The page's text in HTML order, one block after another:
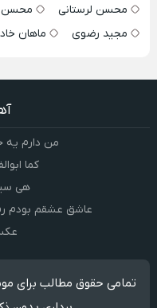
محسن لرستانی
محسن
مجید رضوی
ماهان
من دارم یه
کما
هی
عاشق عشقم بودم
تمامی حقوق مطالب برای